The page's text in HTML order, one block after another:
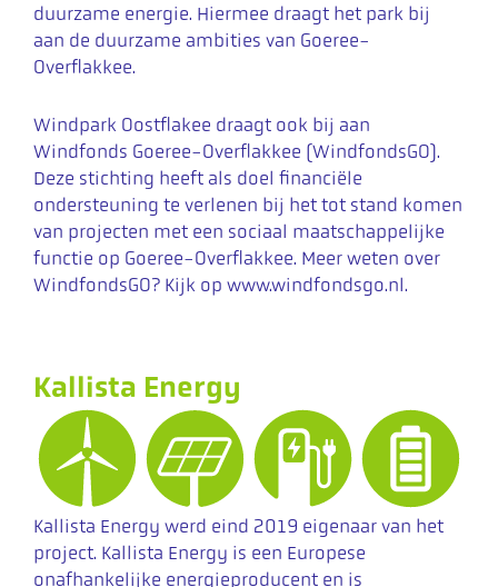
duurzame energie. Hiermee draagt het park bij
aan de duurzame ambities van Goeree-
Overflakkee.
Windpark Oostflakee draagt ook bij aan
Windfonds Goeree-Overflakkee (WindfondsGO).
Deze stichting heeft als doel financiële
ondersteuning te verlenen bij het tot stand komen
van projecten met een sociaal maatschappelijke
functie op Goeree-Overflakkee. Meer weten over
WindfondsGO? Kijk op www.windfondsgo.nl.
Kallista Energy
Kallista Energy werd eind 2019 eigenaar van het
project. Kallista Energy is een Europese
onafhankelijke energieproducent en is